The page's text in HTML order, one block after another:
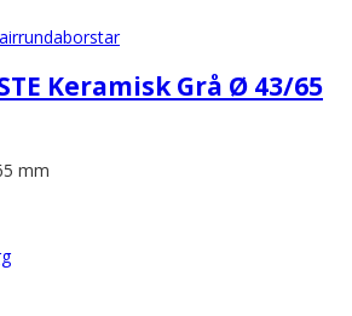
rundaborstar
Keramisk Grå Ø 43/65
mm